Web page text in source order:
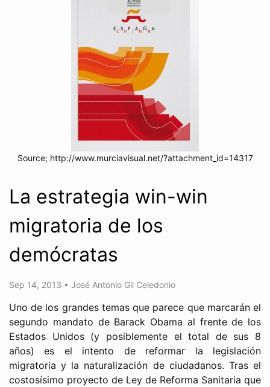
Source; http://www.murciavisual.net/?attachment_id=14317
La estrategia win-win
migratoria de los
demócratas
Sep 14, 2013 • José Antonio Gil Celedonio
Uno de los grandes temas que parece que marcarán el
segundo mandato de Barack Obama al frente de los
Estados Unidos (y posiblemente el total de sus 8
años) es el intento de reformar la legislación
migratoria y la naturalización de ciudadanos. Tras el
costosísimo proyecto de Ley de Reforma Sanitaria que